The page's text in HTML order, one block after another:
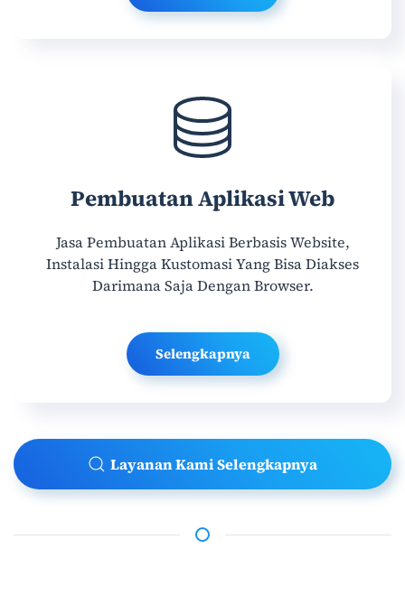
Pembuatan Aplikasi Web
Jasa Pembuatan Aplikasi Berbasis Website,
Instalasi Hingga Kustomasi Yang Bisa Diakses
Darimana Saja Dengan Browser.
Selengkapnya
Layanan Kami Selengkapnya